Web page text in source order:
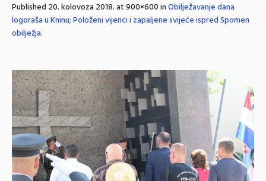
Published20. kolovoza 2018.at 900×600 inObilježavanje dana
logoraša u Kninu; Položeni vijenci i zapaljene svijeće ispred Spomen
obilježja.